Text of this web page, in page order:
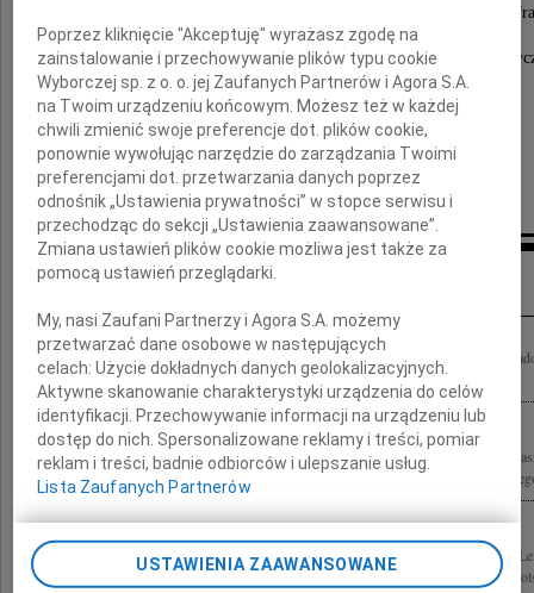
wybitnej polskiej uczonej, wielkiego przyjaciela nauki
wychowawcy wielu pokoleń.
Człowieka niezwykłej odwagi, wiedzy, rzetelności i
składa
Alicja Bień
Konsul honorowy Francji w Łodzi
Inne kondolencje
Z głębokim żalem żegnam Prof. dr hab. Birutę Lewaszkiewicz-Petrykowską
Łódzkiego, olbrzymi autorytet dla wielu pokoleń prawników, wybitną...
Z głębokim żalem przyjęliśmy wiadomość o śmierci Pani Prof. dr hab. Biruty
c. Uniwersytetu Roberta Schumana w Strasbourgu Sędzi Trybunału
Z niewysłowionym żalem przyjęliśmy wiadomość o śmierci Pani Profesor Biruty
Wielkiego Nauczyciela, Przewodnika i Mentora całej rzeszy pokoleń prawników
Poprzez kliknięcie "Akceptuję" wyrażasz zgodę na
zainstalowanie i przechowywanie plików typu cookie
Wyborczej sp. z o. o. jej Zaufanych Partnerów i Agora S.A.
na Twoim urządzeniu końcowym. Możesz też w każdej
chwili zmienić swoje preferencje dot. plików cookie,
ponownie wywołując narzędzie do zarządzania Twoimi
preferencjami dot. przetwarzania danych poprzez
odnośnik „Ustawienia prywatności” w stopce serwisu i
przechodząc do sekcji „Ustawienia zaawansowane”.
Zmiana ustawień plików cookie możliwa jest także za
pomocą ustawień przeglądarki.
My, nasi Zaufani Partnerzy i Agora S.A. możemy
przetwarzać dane osobowe w następujących
celach:Użycie dokładnych danych geolokalizacyjnych.
Aktywne skanowanie charakterystyki urządzenia do celów
identyfikacji. Przechowywanie informacji na urządzeniu lub
dostęp do nich. Spersonalizowane reklamy i treści, pomiar
reklam i treści, badnie odbiorców i ulepszanie usług.
Lista Zaufanych Partnerów
USTAWIENIA ZAAWANSOWANE